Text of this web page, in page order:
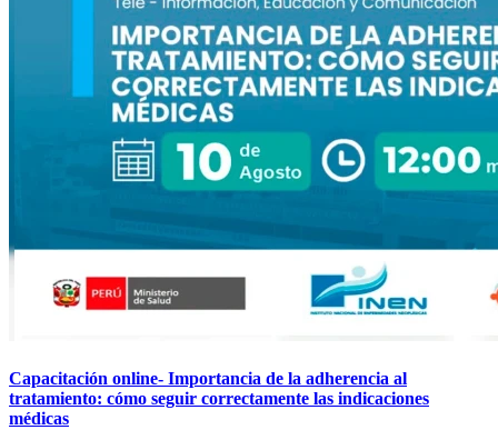
Capacitación online- Importancia de la adherencia al
tratamiento: cómo seguir correctamente las indicaciones
médicas